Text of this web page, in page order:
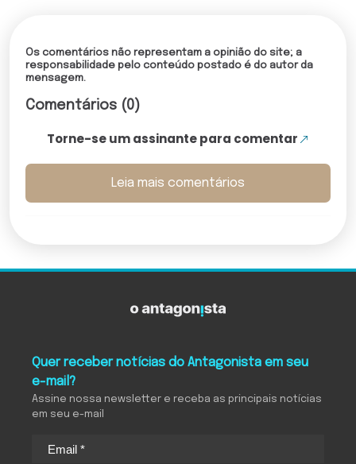
Os comentários não representam a opinião do site; a
responsabilidade pelo conteúdo postado é do autor da
mensagem.
Comentários (0)
Torne-se um assinante para comentar
Leia mais comentários
Quer receber notícias do Antagonista em seu
e-mail?
Assine nossa newsletter e receba as principais notícias
em seu e-mail